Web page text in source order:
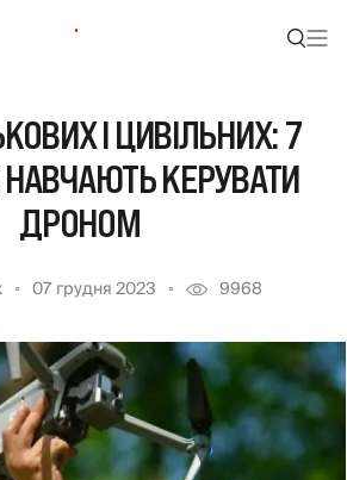
І ЦИВІЛЬНИХ: 7
НАВЧАЮТЬ КЕРУВАТИ
ДРОНОМ
07 грудня 2023 9968